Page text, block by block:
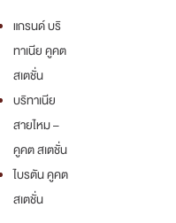
แกรนด์ บริ
ทาเนีย คูคต
สเตชั่น
บริทาเนีย
สายไหม –
คูคต สเตชั่น
ไบรตัน คูคต
สเตชั่น